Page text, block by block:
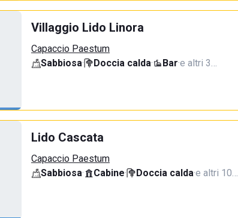
Villaggio Lido Linora
Capaccio Paestum
Sabbiosa· Doccia calda· Bar·e altri 3…
Lido Cascata
Capaccio Paestum
Sabbiosa· Cabine· Doccia calda·e altri 10…